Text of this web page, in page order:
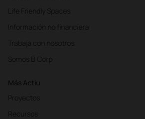
Life Friendly Spaces
Información no financiera
Trabaja con nosotros
Somos B Corp
Más Actiu
Proyectos
Recursos